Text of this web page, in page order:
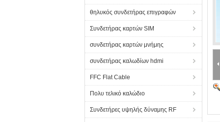
θηλυκός συνδετήρας επιγραφών
Συνδετήρας καρτών SIM
συνδετήρας καρτών μνήμης
συνδετήρας καλωδίων hdmi
FFC Flat Cable
Πολυ τελικό καλώδιο
Συνδετήρες υψηλής δύναμης RF